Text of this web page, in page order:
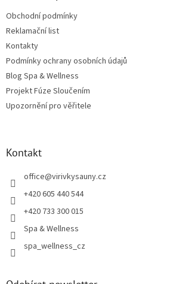
Obchodní podmínky
Reklamační list
Kontakty
Podmínky ochrany osobních údajů
Blog Spa & Wellness
Projekt Fúze Sloučením
Upozornění pro věřitele
Kontakt
office@virivkysauny.cz
+420 605 440 544
+420 733 300 015
Spa & Wellness
spa_wellness_cz